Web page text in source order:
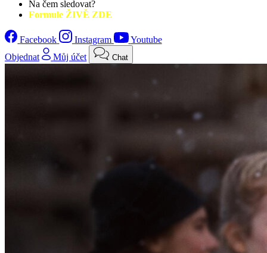
Na čem sledovat?
Formule ŽIVĚ ZDE
Facebook Instagram
Youtube
Objednat
Můj účet Chat